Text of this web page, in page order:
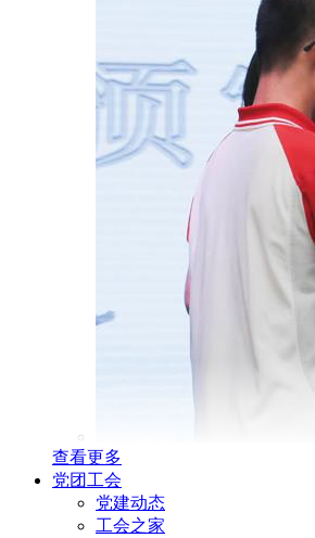
查看更多
党团工会
党建动态
工会之家